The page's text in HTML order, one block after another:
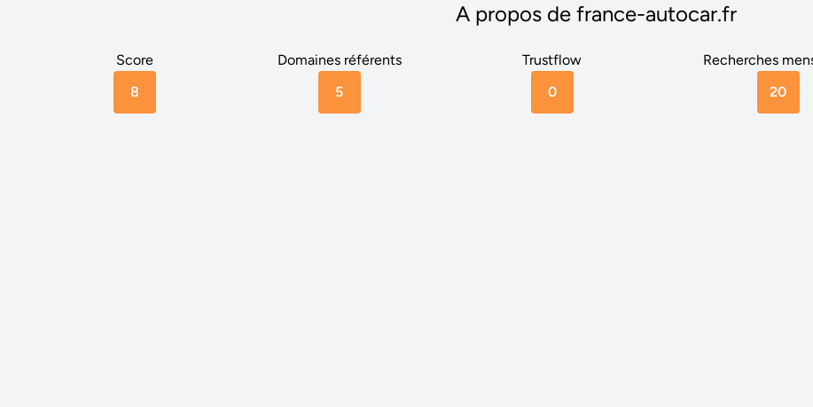
A propos de france-autocar.fr
Score
8
Domaines référents
5
Trustflow
0
Recherches
20